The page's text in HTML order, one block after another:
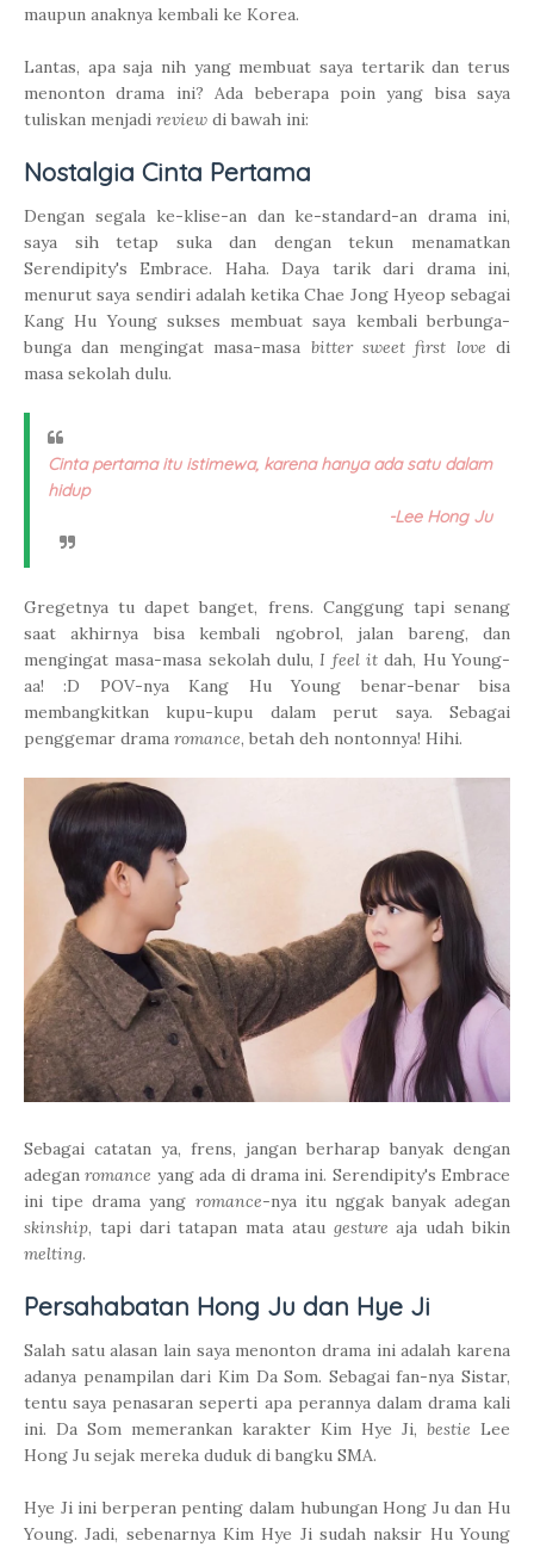
maupun anaknya kembali ke Korea.
Lantas, apa saja nih yang membuat saya tertarik dan terus
menonton drama ini? Ada beberapa poin yang bisa saya
tuliskan menjadi review di bawah ini:
Nostalgia Cinta Pertama
Dengan segala ke-klise-an dan ke-standard-an drama ini,
saya sih tetap suka dan dengan tekun menamatkan
Serendipity's Embrace. Haha. Daya tarik dari drama ini,
menurut saya sendiri adalah ketikaChae Jong Hyeop sebagai
Kang Hu Young sukses membuat saya kembali berbunga-
bunga dan mengingat masa-masa bitter sweet first love di
masa sekolah dulu.
Cinta pertama itu istimewa, karena hanya ada satu dalam
hidup
-Lee Hong Ju
Gregetnya tu dapet banget, frens. Canggung tapi senang
saat akhirnya bisa kembali ngobrol, jalan bareng, dan
mengingat masa-masa sekolah dulu,I feel it dah, Hu Young-
aa! :D POV-nya Kang Hu Young benar-benar bisa
membangkitkan kupu-kupu dalam perut saya. Sebagai
penggemar drama romance, betah deh nontonnya! Hihi.
Sebagai catatan ya, frens, jangan berharap banyak dengan
adeganromance yang ada di drama ini. Serendipity's Embrace
ini tipe drama yang romance-nya itu nggak banyak adegan
skinship, tapi dari tatapan mata atau gesture aja udah bikin
melting.
Persahabatan Hong Ju dan Hye Ji
Salah satu alasan lain saya menonton drama ini adalah karena
adanya penampilan dari Kim Da Som. Sebagai fan-nya Sistar,
tentu saya penasaran seperti apa perannya dalam drama kali
ini. Da Som memerankan karakter Kim Hye Ji, bestie Lee
Hong Ju sejak mereka duduk di bangku SMA.
Hye Ji ini berperan penting dalam hubungan Hong Ju dan Hu
Young. Jadi, sebenarnya Kim Hye Ji sudah naksir Hu Young